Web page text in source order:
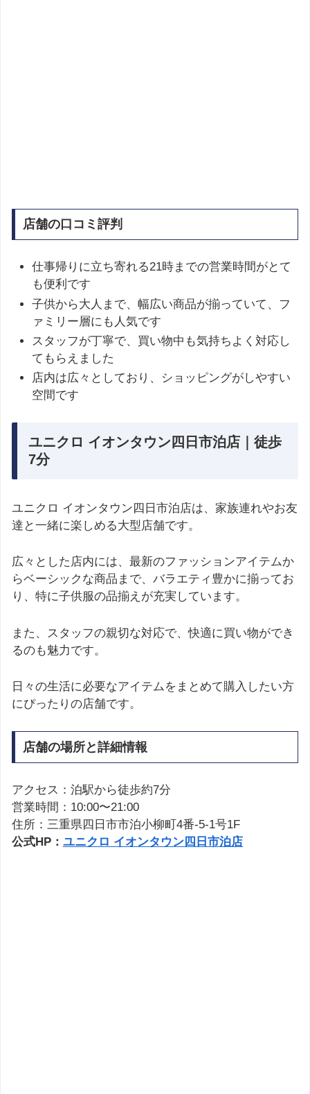
店舗の口コミ評判
仕事帰りに立ち寄れる21時までの営業時間がとて
も便利です
子供から大人まで、幅広い商品が揃っていて、フ
ァミリー層にも人気です
スタッフが丁寧で、買い物中も気持ちよく対応し
てもらえました
店内は広々としており、ショッピングがしやすい
空間です
ユニクロ イオンタウン四日市泊店｜徒歩
7分
ユニクロ イオンタウン四日市泊店は、家族連れやお友
達と一緒に楽しめる大型店舗です。
広々とした店内には、最新のファッションアイテムか
らベーシックな商品まで、バラエティ豊かに揃ってお
り、特に子供服の品揃えが充実しています。
また、スタッフの親切な対応で、快適に買い物ができ
るのも魅力です。
日々の生活に必要なアイテムをまとめて購入したい方
にぴったりの店舗です。
店舗の場所と詳細情報
アクセス：泊駅から徒歩約7分
営業時間：10:00〜21:00
住所：三重県四日市市泊小柳町4番-5-1号1F
公式HP： ユニクロ イオンタウン四日市泊店